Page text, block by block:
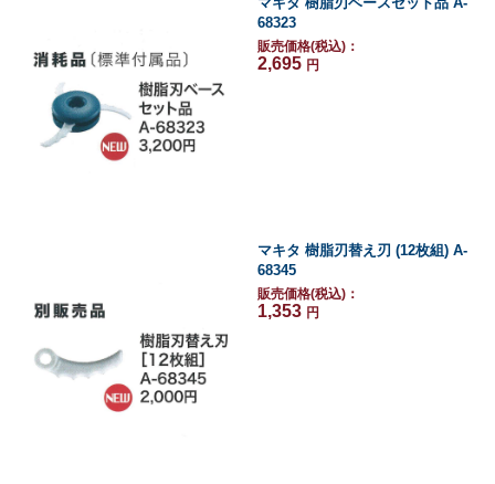
68323
販売価格(税込)：
2,695 円
マキタ 樹脂刃替え刃 (12枚組) A-
68345
販売価格(税込)：
1,353 円